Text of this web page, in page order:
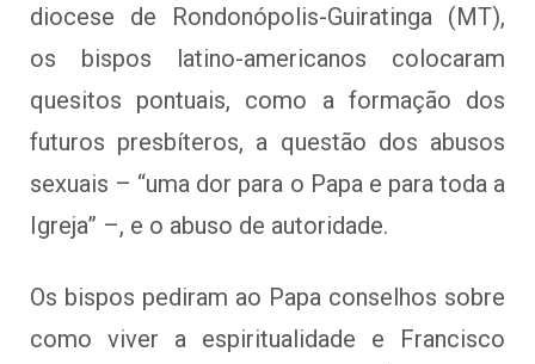
diocese de Rondonópolis-Guiratinga (MT),
os bispos latino-americanos colocaram
quesitos pontuais, como a formação dos
futuros presbíteros, a questão dos abusos
sexuais – “uma dor para o Papa e para toda a
Igreja” –, e o abuso de autoridade.
Os bispos pediram ao Papa conselhos sobre
como viver a espiritualidade e Francisco